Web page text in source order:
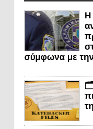
Η
σύμφωνα με
🗂️